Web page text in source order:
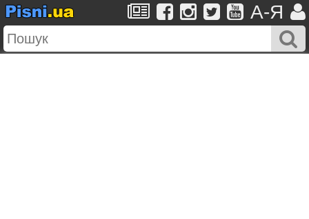
A-Я